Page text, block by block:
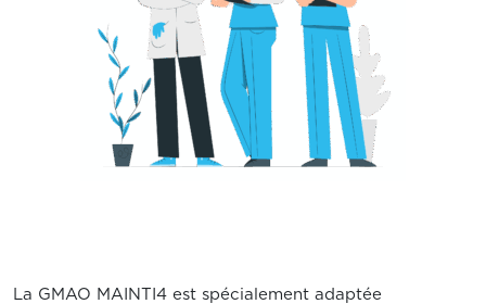
La GMAO MAINTI4 est spécialement adaptée